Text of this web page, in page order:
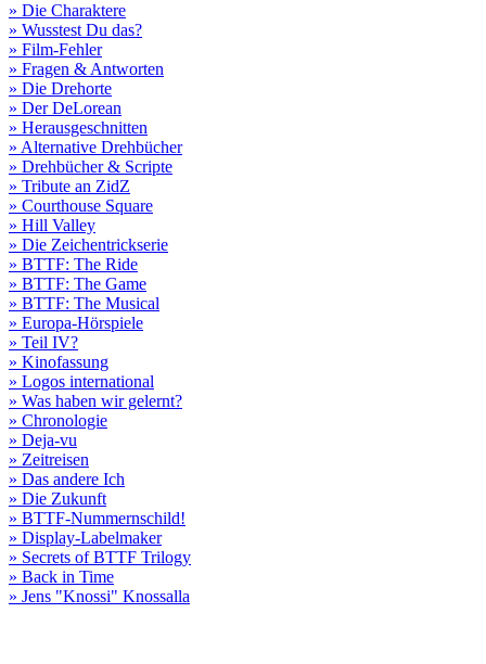
» Die Charaktere
» Wusstest Du das?
» Film-Fehler
» Fragen & Antworten
» Die Drehorte
» Der DeLorean
» Herausgeschnitten
» Alternative Drehbücher
» Drehbücher & Scripte
» Tribute an ZidZ
» Courthouse Square
» Hill Valley
» Die Zeichentrickserie
» BTTF: The Ride
» BTTF: The Game
» BTTF: The Musical
» Europa-Hörspiele
» Teil IV?
» Kinofassung
» Logos international
» Was haben wir gelernt?
» Chronologie
» Deja-vu
» Zeitreisen
» Das andere Ich
» Die Zukunft
» BTTF-Nummernschild!
» Display-Labelmaker
» Secrets of BTTF Trilogy
» Back in Time
» Jens "Knossi" Knossalla